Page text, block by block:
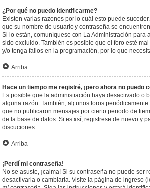
¿Por qué no puedo identificarme?
Existen varias razones por lo cuál esto puede
que su nombre de usuario y contraseña se
Si lo están, comuníquese con La Administración para
sido excluido. También es posible que el foro esté
y/o tenga fallos en la programación, por lo que
Arriba
Hace un tiempo me registré, ¡pero ahora no puedo
Es posible que la administración haya desactivado o
alguna razón. También, algunos foros
que no publicaron mensajes por cierto periodo de
de la base de datos. Si es así, registrese de nuevo y
discuciones.
Arriba
¡Perdí mi contraseña!
No se asuste, ¡calma! Si su contraseña no puede ser
desactivarla o cambiarla. Visite la página de ingreso